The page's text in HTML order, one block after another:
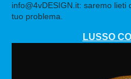
info@4vDESIGN.it: saremo
tuo problema.
LUSSO